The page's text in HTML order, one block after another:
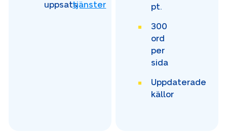
uppsatstjänster
pt.
300
ord
per
sida
Uppdaterade
källor